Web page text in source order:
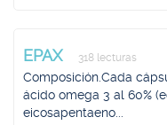
EPAX 318 lecturas
Composición.Cada
ácido omega 3 al 60%
eicosapentaeno...